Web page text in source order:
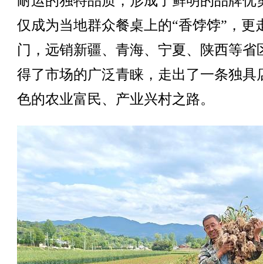
仅成为当地群众餐桌上的“香饽饽”，更
门，远销新疆、青海、宁夏、陕西等省
得了市场的广泛青睐，走出了一条独具
色的农业富民、产业兴村之路。